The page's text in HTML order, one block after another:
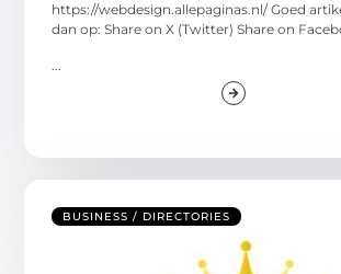
https://webdesign.allepaginas.nl/ Goed
dan op: Share on X (Twitter) Share on
BUSINESS / DIRECTORIES